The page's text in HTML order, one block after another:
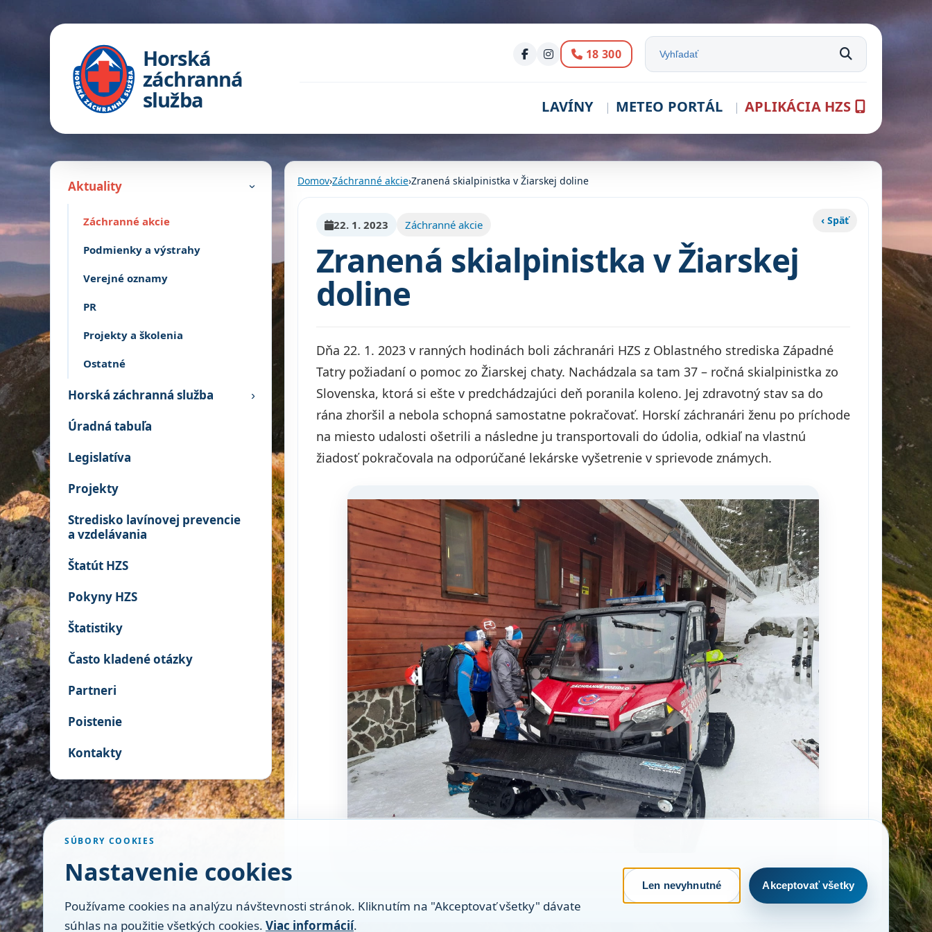
Horská
záchranná
služba
Volanie:
18 300 Vyhľadať na stránke
LAVÍNY METEO PORTÁL APLIKÁCIA HZS
Aktuality ›
Záchranné akcie
Podmienky a výstrahy
Verejné oznamy
PR
Projekty a školenia
Ostatné
Horská záchranná služba ›
Úradná tabuľa
Legislatíva
Projekty
Stredisko lavínovej prevencie
a vzdelávania
Štatút HZS
Pokyny HZS
Štatistiky
Často kladené otázky
Partneri
Poistenie
Kontakty
Domov›Záchranné akcie›Zranená skialpinistka v Žiarskej doline
‹ Späť
22. 1. 2023 Záchranné akcie
Zranená skialpinistka v Žiarskej
doline
Dňa 22. 1. 2023 v ranných hodinách boli záchranári HZS z Oblastného strediska Západné
Tatry požiadaní o pomoc zo Žiarskej chaty. Nachádzala sa tam 37 – ročná skialpinistka zo
Slovenska, ktorá si ešte v predchádzajúci deň poranila koleno. Jej zdravotný stav sa do
rána zhoršil a nebola schopná samostatne pokračovať. Horskí záchranári ženu po príchode
na miesto udalosti ošetrili a následne ju transportovali do údolia, odkiaľ na vlastnú
žiadosť pokračovala na odporúčané lekárske vyšetrenie v sprievode známych.
SÚBORY COOKIES
Nastavenie cookies
Používame cookies na analýzu návštevnosti stránok. Kliknutím na "Akceptovať všetky" dávate
súhlas na použitie všetkých cookies. Viac informácií.
Len nevyhnutné Akceptovať všetky